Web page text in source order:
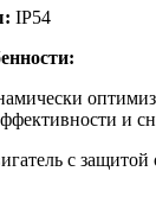
IP54
и
с защитой